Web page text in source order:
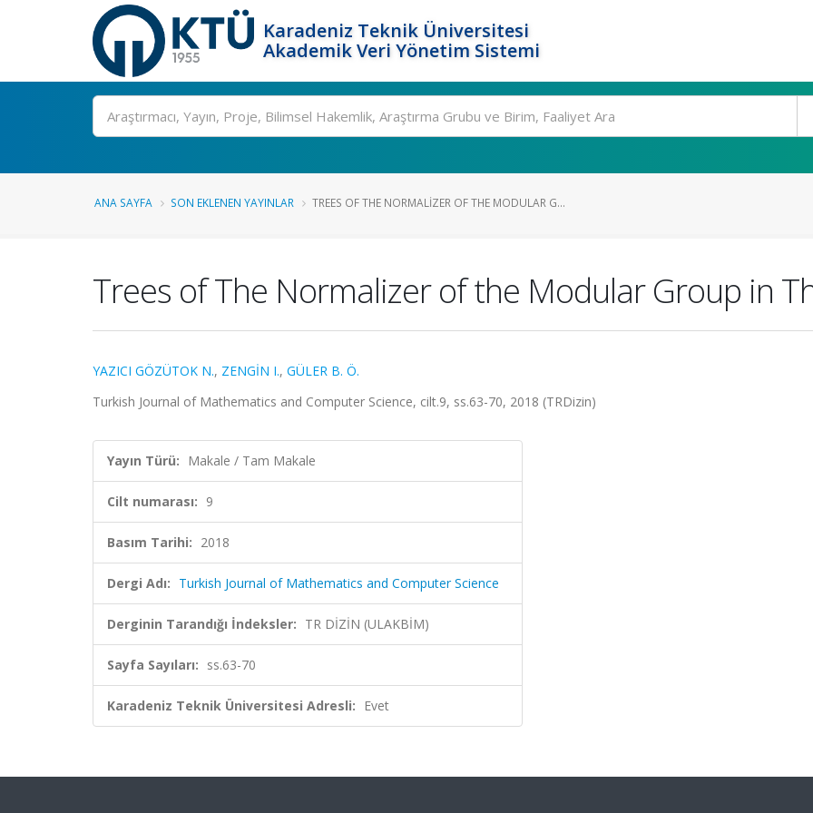
Karadeniz Teknik Üniversitesi
Akademik Veri Yönetim Sistemi
Ara
ANA SAYFA SON EKLENEN YAYINLAR TREES OF THE NORMALIZER OF THE MODULAR G...
Trees of The Normalizer of the Modular Group in
YAZICI GÖZÜTOK N., ZENGİN I., GÜLER B. Ö.
Turkish Journal of Mathematics and Computer Science, cilt.9, ss.63-70, 2018 (TRDizin)
Yayın Türü: Makale / Tam Makale
Cilt numarası: 9
Basım Tarihi: 2018
Dergi Adı: Turkish Journal of Mathematics and Computer Science
Derginin Tarandığı İndeksler: TR DİZİN (ULAKBİM)
Sayfa Sayıları: ss.63-70
Karadeniz Teknik Üniversitesi Adresli: Evet